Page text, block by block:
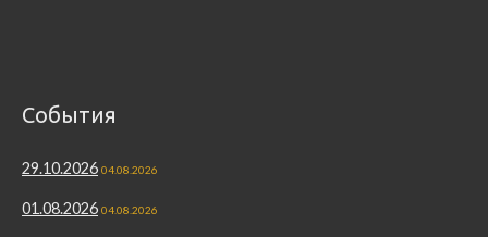
События
29.10.2026 04.08.2026
01.08.2026 04.08.2026